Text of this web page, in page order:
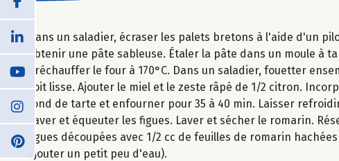
Dans un saladier, écraser les palets bretons à l'aide d'un
obtenir une pâte sableuse. Étaler la pâte dans un moule à
Préchauffer le four à 170°C. Dans un saladier, fouetter
soit lisse. Ajouter le miel et le zeste râpé de 1/2 citron.
fond de tarte et enfourner pour 35 à 40 min. Laisser
Laver et équeuter les figues. Laver et sécher le romarin.
figues découpées avec 1/2 cc de feuilles de romarin
ajouter un petit peu d'eau).